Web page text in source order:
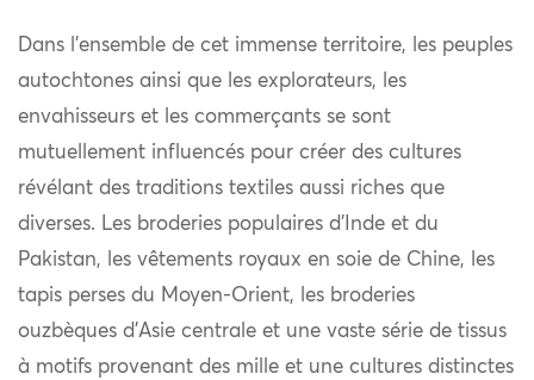
Dans l’ensemble de cet immense territoire, les peuples
autochtones ainsi que les explorateurs, les
envahisseurs et les commerçants se sont
mutuellement influencés pour créer des cultures
révélant des traditions textiles aussi riches que
diverses. Les broderies populaires d’Inde et du
Pakistan, les vêtements royaux en soie de Chine, les
tapis perses du Moyen-Orient, les broderies
ouzbèques d’Asie centrale et une vaste série de tissus
à motifs provenant des mille et une cultures distinctes